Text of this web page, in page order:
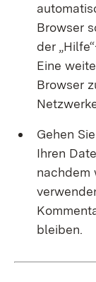
Browser
der
Eine
Browser
Gehen
Ihren
nachdem
bleiben.